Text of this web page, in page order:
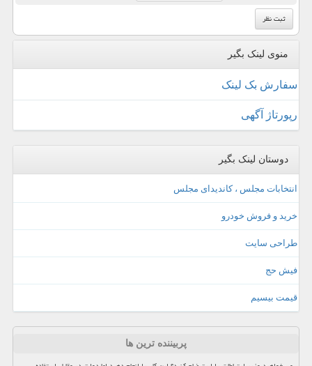
منوی لینک بگیر
سفارش بک لینک
رپورتاژ آگهی
دوستان لینک بگیر
انتخابات مجلس ، کاندیدای مجلس
خرید و فروش خودرو
طراحی سایت
فیش حج
قیمت بیسیم
پربیننده ترین ها